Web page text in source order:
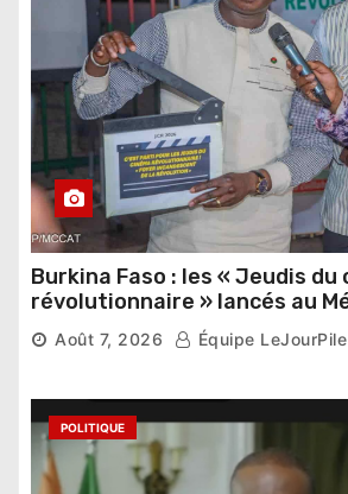
Burkina Faso : les « Jeudis du
révolutionnaire » lancés au
Thomas Sankara
Août 7, 2026 Équipe LeJourPile
POLITIQUE